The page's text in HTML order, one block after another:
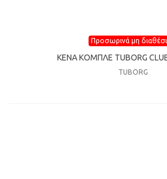
Προσωρινά μη
ΚΕΝΑ ΚΟΜΠΛΕ TUBORG
TUBORG